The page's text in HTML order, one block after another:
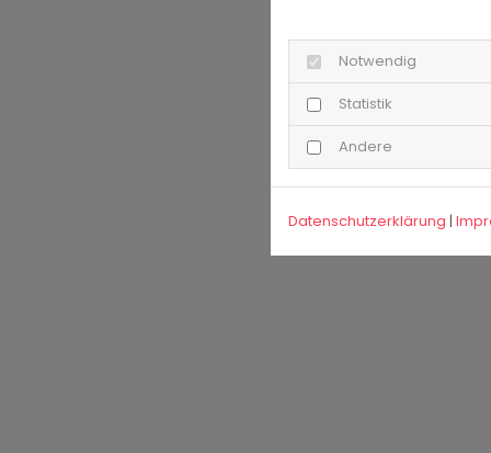
Notwendig
Statistik
Andere
Datenschutzerklärung |